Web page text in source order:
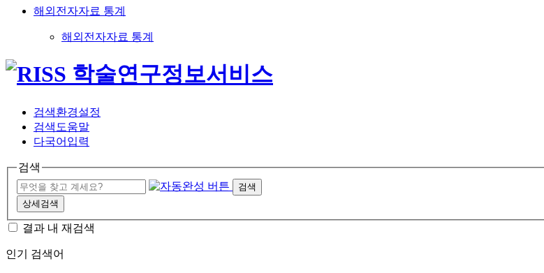
해외전자자료 통계
해외전자자료 통계
검색환경설정
검색도움말
다국어입력
검색
검색
상세검색
결과 내 재검색
인기 검색어